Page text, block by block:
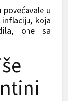
u
koja
one sa